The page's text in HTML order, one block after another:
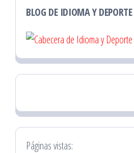
BLOG DE IDIOMA Y DEPORTE
Páginas vistas: